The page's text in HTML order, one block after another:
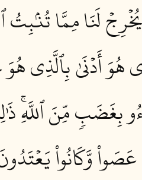
لَنَا مِمَّا تُنۢبِتُ
هُوَ أَدۡنَىٰ بِٱلَّذِي
بِغَضَبٖ مِّنَ ٱللَّهِۚ
وَّكَانُواْ يَعۡتَدُونَ